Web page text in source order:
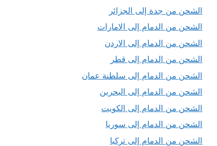
الشحن من جدة إلى الجزائر
الشحن من الدمام إلى الامارات
الشحن من الدمام إلى الاردن
الشحن من الدمام إلى قطر
الشحن من الدمام إلى سلطنة عمان
الشحن من الدمام إلى البحرين
الشحن من الدمام إلى الكويت
الشحن من الدمام إلى سوريا
الشحن من الدمام إلى تركيا